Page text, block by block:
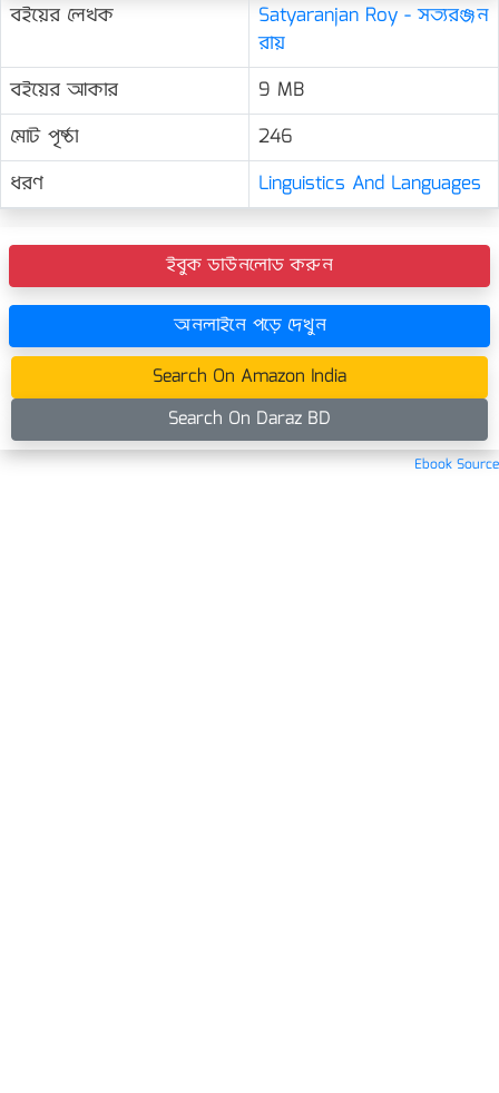
বইয়ের লেখক
Satyaranjan Roy - সত্যরঞ্জন
রায়
বইয়ের আকার
9 MB
মোট পৃষ্ঠা
246
ধরণ
Linguistics And Languages
ইবুক ডাউনলোড করুন
অনলাইনে পড়ে দেখুন
Search On Amazon India
Search On Daraz BD
Ebook Source